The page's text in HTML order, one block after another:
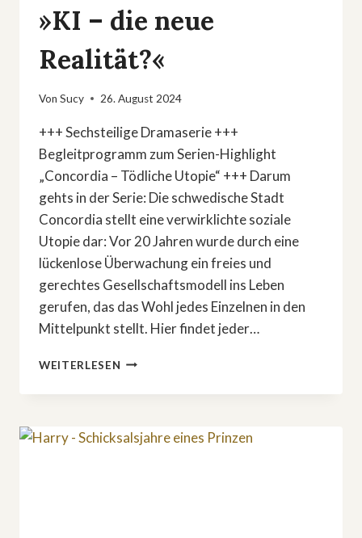
»KI – die neue
Realität?«
Von Sucy 26. August 2024
+++ Sechsteilige Dramaserie +++
Begleitprogramm zum Serien-Highlight
„Concordia – Tödliche Utopie“ +++ Darum
gehts in der Serie: Die schwedische Stadt
Concordia stellt eine verwirklichte soziale
Utopie dar: Vor 20 Jahren wurde durch eine
lückenlose Überwachung ein freies und
gerechtes Gesellschaftsmodell ins Leben
gerufen, das das Wohl jedes Einzelnen in den
Mittelpunkt stellt. Hier findet jeder…
WEITERLESEN SERIE
–
THEMENSCHWERPUNKT